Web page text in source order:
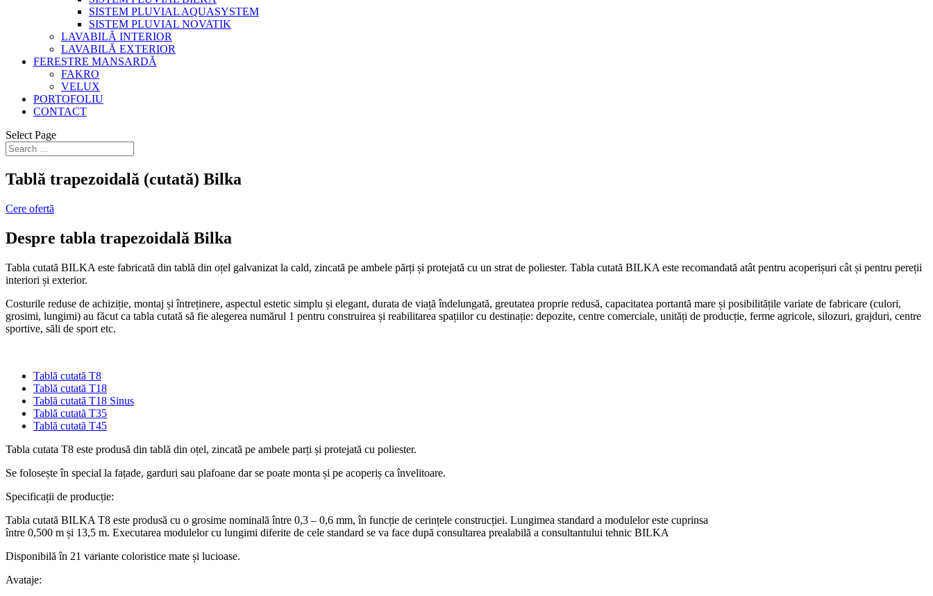
SISTEM PLUVIAL AQUASYSTEM
SISTEM PLUVIAL NOVATIK
LAVABILĂ INTERIOR
LAVABILĂ EXTERIOR
FERESTRE MANSARDĂ
FAKRO
VELUX
PORTOFOLIU
CONTACT
Select Page
Tablă trapezoidală (cutată) Bilka
Cere ofertă
Despre tabla trapezoidală Bilka
Tabla cutată BILKA este fabricată din tablă din oțel galvanizat la cald, zincată pe ambele părți și protejată cu un strat de poliester. Tabla cutată BILKA este recomandată atât pentru acoperișuri cât și pentru pereții
interiori și exterior.
Costurile reduse de achiziție, montaj și întreținere, aspectul estetic simplu și elegant, durata de viață îndelungată, greutatea proprie redusă, capacitatea portantă mare și posibilitățile variate de fabricare (culori,
grosimi, lungimi) au făcut ca tabla cutată să fie alegerea numărul 1 pentru construirea și reabilitarea spațiilor cu destinație: depozite, centre comerciale, unități de producție, ferme agricole, silozuri, grajduri, centre
sportive, săli de sport etc.
Tablă cutată T8
Tablă cutată T18
Tablă cutată T18 Sinus
Tablă cutată T35
Tablă cutată T45
Tabla cutata T8 este produsă din tablă din oțel, zincată pe ambele parți și protejată cu poliester.
Se folosește în special la fațade, garduri sau plafoane dar se poate monta și pe acoperiș ca învelitoare.
Specificații de producție:
Tabla cutată BILKA T8 este produsă cu o grosime nominală între 0,3 – 0,6 mm, în funcție de cerințele construcției. Lungimea standard a modulelor este cuprinsa
între 0,500 m și 13,5 m. Executarea modulelor cu lungimi diferite de cele standard se va face după consultarea prealabilă a consultantului tehnic BILKA
Disponibilă în 21 variante coloristice mate și lucioase.
Avataje: